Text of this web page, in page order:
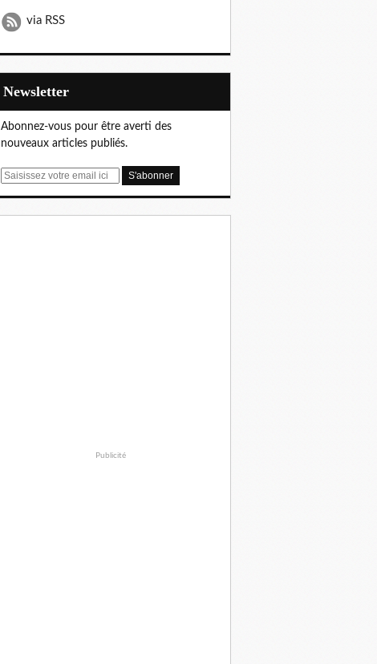
via RSS
Newsletter
Abonnez-vous pour être averti des
nouveaux articles publiés.
E
Publicité